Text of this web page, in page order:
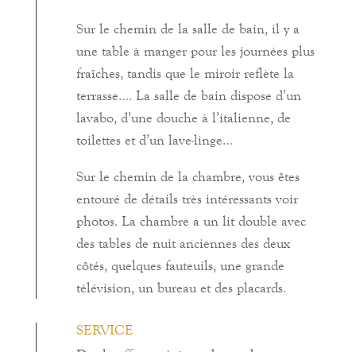
Sur le chemin de la salle de bain, il y a
une table à manger pour les journées plus
fraîches, tandis que le miroir reflète la
terrasse…. La salle de bain dispose d’un
lavabo, d’une douche à l’italienne, de
toilettes et d’un lave-linge…
Sur le chemin de la chambre, vous êtes
entouré de détails très intéressants voir
photos. La chambre a un lit double avec
des tables de nuit anciennes des deux
côtés, quelques fauteuils, une grande
télévision, un bureau et des placards.
SERVICE